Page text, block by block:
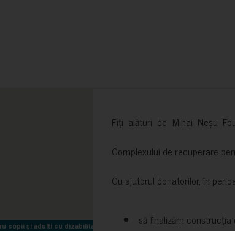
copii și adulti cu dizabilitati neuromotorii Sfântul Nectarie
copii și adulti cu dizabilitati neuromotorii Sfântul Nectarie
Fiți alături de Mihai Neșu
Complexului de recuperare
Cu ajutorul donatorilor, în
să finalizăm